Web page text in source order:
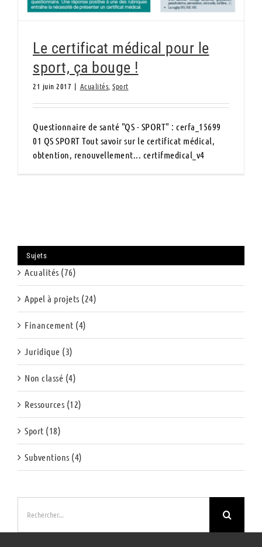
Le certificat médical pour le
sport, ça bouge !
21 juin 2017 | Acualités Sport
Questionnaire de santé "QS - SPORT" : cerfa_15699
01 QS SPORT Tout savoir sur le certificat médical,
obtention, renouvellement... certifmedical_v4
Sujets
Acualités (76)
Appel à projets (24)
Financement (4)
Juridique (3)
Non classé (4)
Ressources (12)
Sport (18)
Subventions (4)